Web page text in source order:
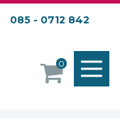
085 - 0712 842
0